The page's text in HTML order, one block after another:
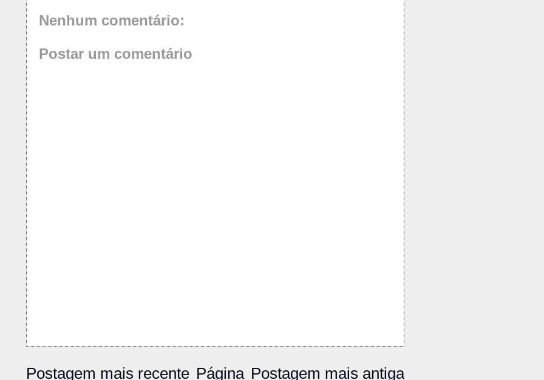
Nenhum comentário:
Postar um comentário
Postagem mais recente Postagem mais antiga
Página